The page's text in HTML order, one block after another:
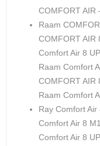
COMFORT AIR
Raam
COMFORT AIR
Comfort Air 8
Raam Comfort
COMFORT AIR
Raam Comfort
Ray Comfort
Comfort Air 8
Comfort Air 8